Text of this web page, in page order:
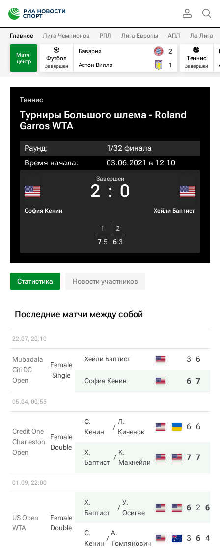
Главное Лига Чемпионов РПЛ Лига Европы АПЛ Ла Лига
Матч-
центр
Футбол
Завершен
Бавария
Астон Вилла
2
1
Теннис
Завершен
Теннис
Турниры Большого шлема - Roland
Garros WTA
Раунд:
1/32 финала
Время начала:
03.06.2021 в 12:10
София Кенин
Завершен
2 : 0
Хейли Баптист
1
2
7:5 6:3
Статистика Новости участников
Последние матчи между собой
22.07, 20:10
Mubadala
Citi DC
Open
Female
Single
Хейли Баптист 3 6
София Кенин 6 7
05.04, 00:55
Credit One
Charleston
Open
Female
Double
С.
Кенин
Л.
Киченок
6 6
Х.
Баптист
К.
Макнейли
7 7
01.09, 22:00
US Open
WTA
Female
Double
Х.
Баптист
У.
Осигве
6 2 6
С.
Кенин
А.
Томлянович
3 6 4